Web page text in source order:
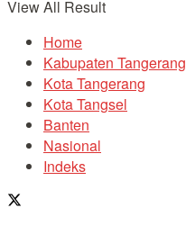
View All Result
Home
Kabupaten Tangerang
Kota Tangerang
Kota Tangsel
Banten
Nasional
Indeks